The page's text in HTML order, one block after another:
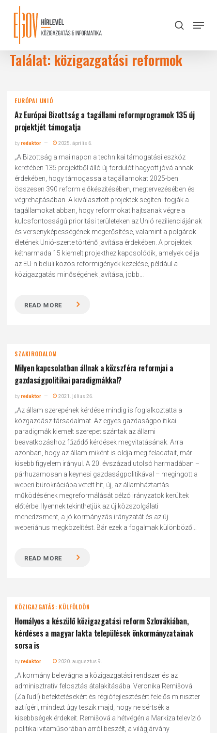
content
search
Menu
Találat: közigazgatási reformok
EURÓPAI UNIÓ
Az Európai Bizottság a tagállami reformprogramok 135 új
projektjét támogatja
byredaktor 2025. április 6.
„A Bizottság a mai napon a technikai támogatási eszköz
keretében 135 projektből álló új fordulót hagyott jóvá annak
érdekében, hogy támogassa a tagállamokat 2025-ben
összesen 390 reform előkészítésében, megtervezésében és
végrehajtásában. A kiválasztott projektek segíteni fogják a
tagállamokat abban, hogy reformokat hajtsanak végre a
kulcsfontosságú prioritási területeken az Unió rezilienciájának
és versenyképességének megerősítése, valamint a polgárok
életének Unió-szerte történő javítása érdekében. A projektek
kétharmada 15 kiemelt projekthez kapcsolódik, amelyek célja
az EU-n belüli közös reformigények kezelése, például a
közigazgatás minőségének javítása, jobb...
READ MORE
SZAKIRODALOM
Milyen kapcsolatban állnak a közszféra reformjai a
gazdaságpolitikai paradigmákkal?
byredaktor 2021. július 26.
„Az állam szerepének kérdése mindig is foglalkoztatta a
közgazdász-társadalmat. Az egyes gazdaságpolitikai
paradigmák kiemelt szerepet szántak az állami
beavatkozáshoz fűződő kérdések megvitatásának. Arra
azonban, hogy az állam miként is oldja meg feladatait, már
kisebb figyelem irányul. A 20. évszázad utolsó harmadában –
párhuzamosan a keynesi gazdaságpolitikával – megingott a
weberi bürokráciába vetett hit, új, az államháztartás
működésének megreformálását célzó irányzatok kerültek
előtérbe. Ilyennek tekinthetjük az új közszolgálati
menedzsment, a jó kormányzás irányzatát és az új
weberiánus megközelítést. Bár ezek a fogalmak különböző...
READ MORE
KÖZIGAZGATÁS: KÜLFÖLDÖN
Homályos a készülő közigazgatási reform Szlovákiában,
kérdéses a magyar lakta települések önkormányzatainak
sorsa is
byredaktor 2020. augusztus 9.
„A kormány belevágna a közigazgatási rendszer és az
adminisztratív felosztás átalakításába. Veronika Remišová
(Za ľudí) befektetésekért és régiófejlesztésért felelős miniszter
azt ígéri, mindezt úgy teszik majd, hogy ne sértsék a
kisebbségek érdekeit. Remišová a hétvégén a Markíza televízió
politikai vitaműsorában arról beszélt, a világjárvány
Close